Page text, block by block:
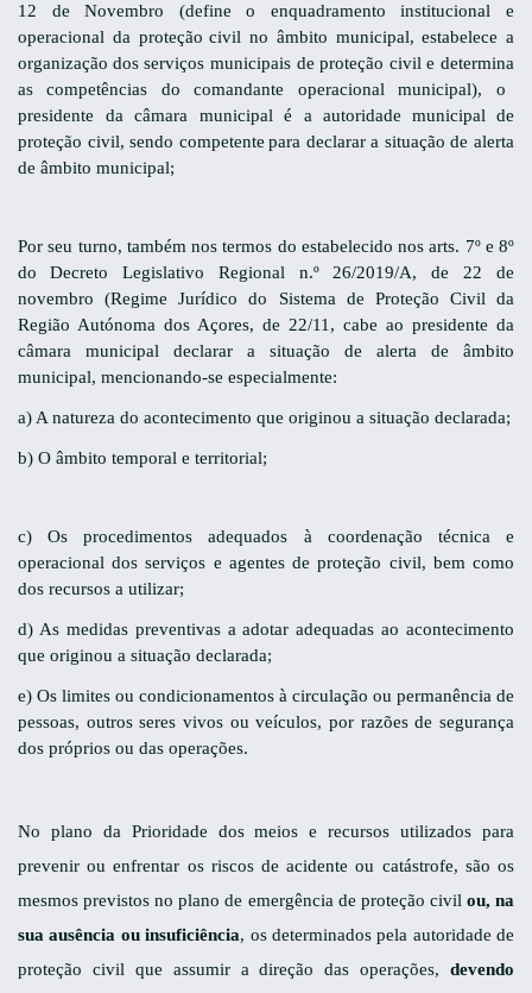
12 de Novembro (define o enquadramento institucional e
operacional da proteção civil no âmbito municipal, estabelece a
organização dos serviços municipais de proteção civil e determina
as competências do comandante operacional municipal), o
presidente da câmara municipal é a autoridade
municipal de
proteção civil, sendo competente para declarar a situação de alerta
de âmbito municipal;
Por seu turno, também nos termos do estabelecido nos arts. 7º e 8º
do
Decreto Legislativo Regional n.º 26/2019/A, de 22 de
novembro (Regime Jurídico do Sistema de Proteção Civil da
Região Autónoma dos Açores, de 22/11, cabe ao presidente da
câmara municipal declarar a situação de alerta de âmbito
municipal, mencionando-se especialmente:
a) A natureza do acontecimento que originou a situação declarada;
b) O âmbito temporal e territorial;
c) Os procedimentos adequados à coordenação técnica e
operacional dos serviços e agentes de proteção civil, bem como
dos recursos a utilizar;
d) As medidas preventivas a adotar adequadas ao acontecimento
que originou a situação declarada;
e) Os limites ou condicionamentos à circulação ou permanência de
pessoas, outros seres vivos ou veículos, por razões de segurança
dos próprios ou das operações.
No plano da Prioridade dos meios e recursos utilizados para
prevenir ou enfrentar os riscos de acidente ou catástrofe, são os
mesmos previstos no plano de emergência de proteção civil ou, na
sua ausência ou insuficiência, os determinados pela autoridade de
proteção civil que assumir a direção das operações, devendo